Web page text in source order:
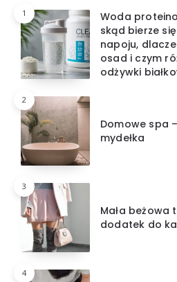
1
Woda
skąd bierze
napoju,
osad i czym
odżywki
2
Domowe spa
mydełka
3
Mała beżowa
dodatek do
4